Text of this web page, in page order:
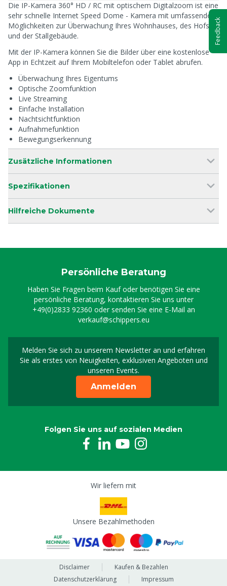
Die IP-Kamera 360° HD / RC mit optischem Digitalzoom ist eine
sehr schnelle Internet Speed Dome - Kamera mit umfassenden
Möglichkeiten zur Überwachung Ihres Wohnhauses, des Hofs
und der Stallgebäude.
Mit der IP-Kamera können Sie die Bilder über eine kostenlose
App in Echtzeit auf Ihrem Mobiltelefon oder Tablet abrufen.
Überwachung Ihres Eigentums
Optische Zoomfunktion
Live Streaming
Einfache Installation
Nachtsichtfunktion
Aufnahmefunktion
Bewegungserkennung
Zusätzliche Informationen
Spezifikationen
Hilfreiche Dokumente
Persönliche Beratung
Haben Sie Fragen beim Kauf oder benötigen Sie eine
persönliche Beratung, kontaktieren Sie uns unter
+49(0)2833 92360 oder senden Sie eine E-Mail an
verkauf@schippers.eu
Melden Sie sich zu unserem Newsletter an und erfahren
Sie als erstes von Neuigkeiten, exklusiven Angeboten und
unseren Events.
Melden Sie sich für
Anmelden
Folgen Sie uns auf sozialen Medien
Wir liefern mit
Unsere Bezahlmethoden
Disclaimer
Kaufen & Bezahlen
Datenschutzerklärung
Impressum
Feedback